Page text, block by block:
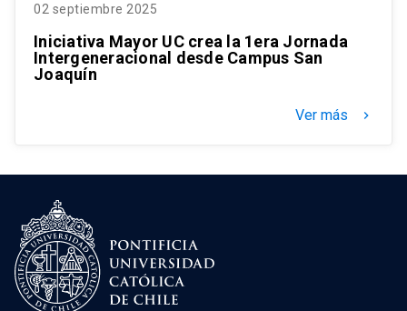
02 septiembre 2025
Iniciativa Mayor UC crea la 1era Jornada
Intergeneracional desde Campus San
Joaquín
Ver más keyboard_arrow_right